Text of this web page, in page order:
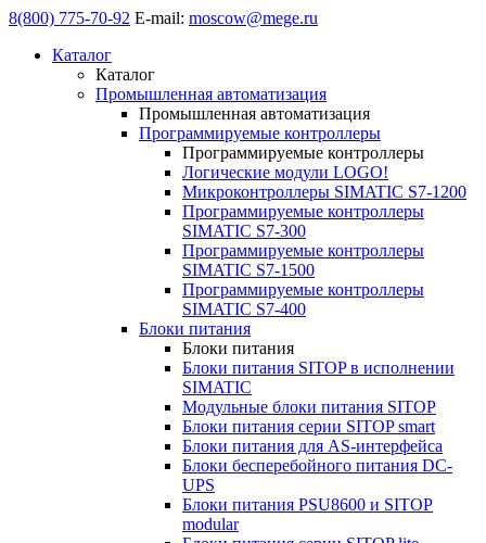
8(800) 775-70-92 E-mail: moscow@mege.ru
Каталог
Каталог
Промышленная автоматизация
Промышленная автоматизация
Программируемые контроллеры
Программируемые контроллеры
Логические модули LOGO!
Микроконтроллеры SIMATIC S7-1200
Программируемые контроллеры
SIMATIC S7-300
Программируемые контроллеры
SIMATIC S7-1500
Программируемые контроллеры
SIMATIC S7-400
Блоки питания
Блоки питания
Блоки питания SITOP в исполнении
SIMATIC
Модульные блоки питания SITOP
Блоки питания серии SITOP smart
Блоки питания для AS-интерфейса
Блоки бесперебойного питания DC-
UPS
Блоки питания PSU8600 и SITOP
modular